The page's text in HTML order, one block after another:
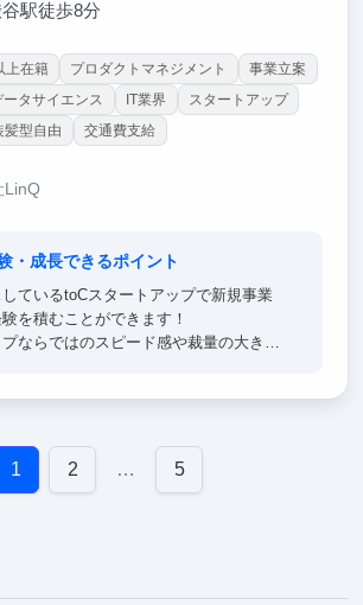
駅徒歩8分
上在籍 プロダクトマネジメント
事業立案
ータサイエンス IT業界
スタートアップ
髪型自由 交通費支給
LinQ
・成長できるポイント
ているtoCスタートアップで新規事業
を積むことができます！
ならではのスピード感や裁量の大きさ
1 2 … 5